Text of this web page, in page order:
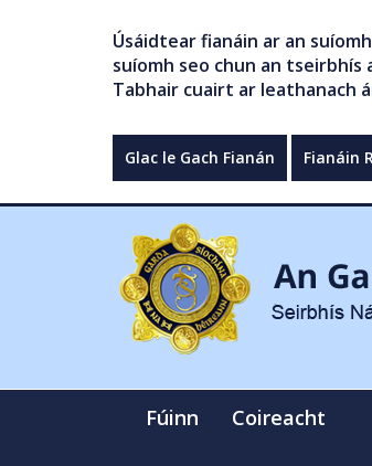
Úsáidtear fianáin ar an
suíomh seo chun an
Tabhair cuairt ar leathanach
Glac le Gach Fianán Fianáin
Fúinn Coireacht